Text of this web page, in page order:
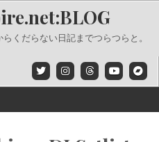
くだらない日記までつらつらと。